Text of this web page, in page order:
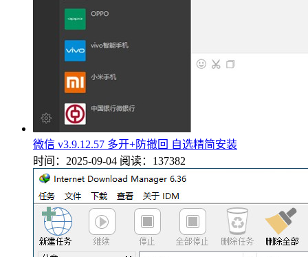
微信 v3.9.12.57 多开+防撤回 自选精简安装
时间：2025-09-04 阅读：137382